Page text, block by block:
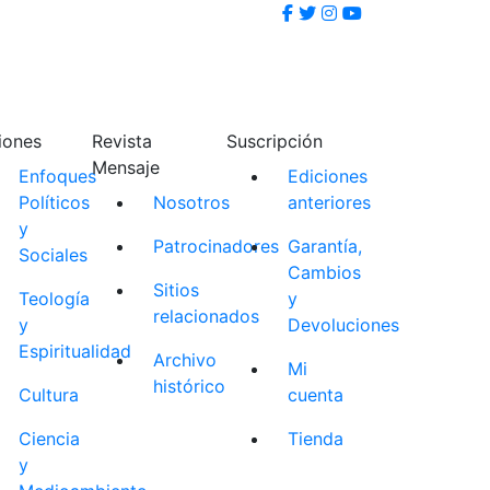
Enfoques
Políticos
y
Sociales
Teología
y
Espiritualidad
Cultura
Ciencia
y
Revista
Mensaje
Nosotros
Patrocinadores
Sitios
relacionados
Archivo
histórico
Suscripción
Ediciones
anteriores
Garantía,
Cambios
y
Devoluciones
Mi
cuenta
Tienda